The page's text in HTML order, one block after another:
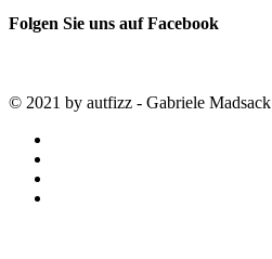
Folgen Sie uns auf Facebook
© 2021 by autfizz - Gabriele Madsack